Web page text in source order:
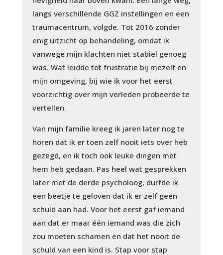
langs verschillende GGZ instellingen en een
traumacentrum, volgde. Tot 2016 zonder
enig uitzicht op behandeling, omdat ik
vanwege mijn klachten niet stabiel genoeg
was. Wat leidde tot frustratie bij mezelf en
mijn omgeving, bij wie ik voor het eerst
voorzichtig over mijn verleden probeerde te
vertellen.
Van mijn familie kreeg ik jaren later nog te
horen dat ik er toen zelf nooit iets over heb
gezegd, en ik toch ook leuke dingen met
hem heb gedaan. Pas heel wat gesprekken
later met de derde psycholoog, durfde ik
een beetje te geloven dat ik er zelf geen
schuld aan had. Voor het eerst gaf iemand
aan dat er maar één iemand was die zich
zou moeten schamen en dat het nooit de
schuld van een kind is. Stap voor stap